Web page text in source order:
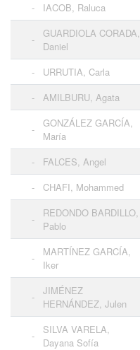
-
IACOB, Raluca
-
GUARDIOLA CORADA,
Daniel
- URRUTIA, Carla
-
AMILBURU, Agata
-
GONZÁLEZ GARCÍA,
María
- FALCES, Angel
-
CHAFI, Mohammed
-
REDONDO BARDILLO,
Pablo
-
MARTÍNEZ GARCÍA,
Iker
-
JIMÉNEZ
HERNÁNDEZ, Julen
-
SILVA VARELA,
Dayana Sofía